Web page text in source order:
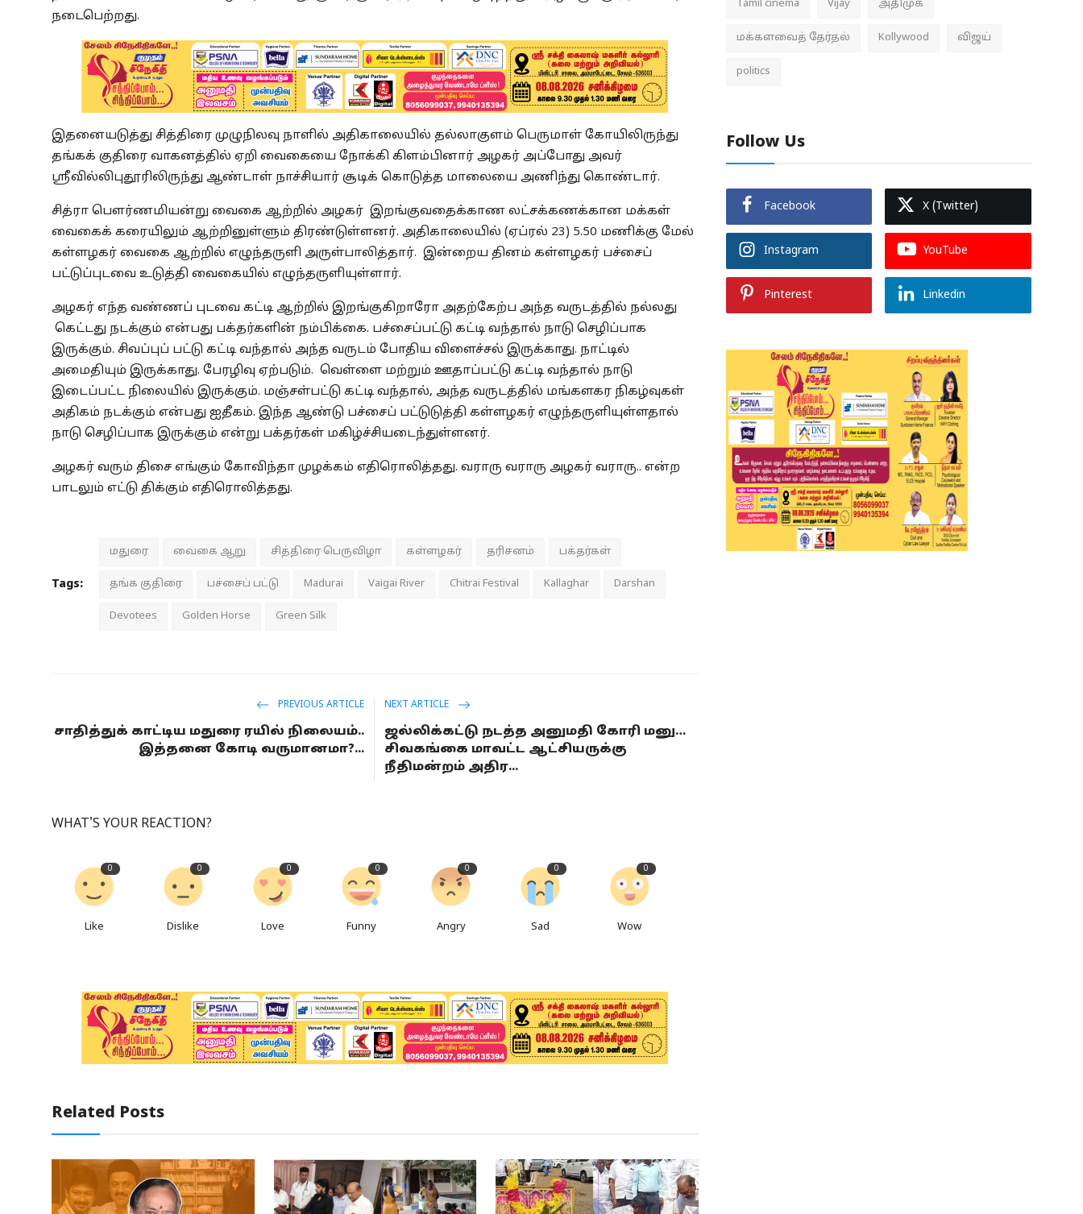
நடைபெற்றது.
இதனையடுத்து சித்திரை முழுநிலவு நாளில் அதிகாலையில் தல்லாகுளம் பெருமாள் கோயிலிருந்து
தங்கக் குதிரை வாகனத்தில் ஏறி வைகையை நோக்கி கிளம்பினார் அழகர் அப்போது அவர்
ஸ்ரீவில்லிபுதூரிலிருந்து ஆண்டாள் நாச்சியார் சூடிக் கொடுத்த மாலையை அணிந்து கொண்டார்.
சித்ரா பௌர்ணமியன்று வைகை ஆற்றில் அழகர் இறங்குவதைக்காண லட்சக்கணக்கான மக்கள்
வைகைக் கரையிலும் ஆற்றினுள்ளும் திரண்டுள்ளனர். அதிகாலையில் (ஏப்ரல் 23) 5.50 மணிக்கு மேல்
கள்ளழகர் வைகை ஆற்றில் எழுந்தருளி அருள்பாலித்தார். இன்றைய தினம் கள்ளழகர் பச்சைப்
பட்டுப்புடவை உடுத்தி வைகையில் எழுந்தருளியுள்ளார்.
அழகர் எந்த வண்ணப் புடவை கட்டி ஆற்றில் இறங்குகிறாரோ அதற்கேற்ப அந்த வருடத்தில் நல்லது
கெட்டது நடக்கும் என்பது பக்தர்களின் நம்பிக்கை. பச்சைப்பட்டு கட்டி வந்தால் நாடு செழிப்பாக
இருக்கும். சிவப்புப் பட்டு கட்டி வந்தால் அந்த வருடம் போதிய விளைச்சல் இருக்காது. நாட்டில்
அமைதியும் இருக்காது. பேரழிவு ஏற்படும். வெள்ளை மற்றும் ஊதாப்பட்டு கட்டி வந்தால் நாடு
இடைப்பட்ட நிலையில் இருக்கும். மஞ்சள்பட்டு கட்டி வந்தால், அந்த வருடத்தில் மங்களகர நிகழ்வுகள்
அதிகம் நடக்கும் என்பது ஐதீகம். இந்த ஆண்டு பச்சைப் பட்டுடுத்தி கள்ளழகர் எழுந்தருளியுள்ளதால்
நாடு செழிப்பாக இருக்கும் என்று பக்தர்கள் மகிழ்ச்சியடைந்துள்ளனர்.
அழகர் வரும் திசை எங்கும் கோவிந்தா முழக்கம் எதிரொலித்தது. வராரு வராரு அழகர் வராரு.. என்ற
பாடலும் எட்டு திக்கும் எதிரொலித்தது.
Tags:
மதுரை வைகை ஆறு சித்திரை பெருவிழா கள்ளழகர் தரிசனம் பக்தர்கள்
தங்க குதிரை பச்சைப் பட்டு Madurai Vaigai River Chitrai Festival Kallaghar Darshan
Devotees Golden Horse Green Silk
PREVIOUS ARTICLE
சாதித்துக் காட்டிய மதுரை ரயில் நிலையம்..
இத்தனை கோடி வருமானமா?...
NEXT ARTICLE
ஜல்லிக்கட்டு நடத்த அனுமதி கோரி மனு…
சிவகங்கை மாவட்ட ஆட்சியருக்கு
நீதிமன்றம் அதிர...
WHAT'S YOUR REACTION?
0
Like
0
Dislike
0
Love
0
Funny
0
Angry
0
Sad
0
Wow
Related Posts
Tamil cinema Vijay அதிமுக
மக்களவைத் தேர்தல் Kollywood விஜய்
politics
Follow Us
Facebook X (Twitter)
Instagram YouTube
Pinterest Linkedin